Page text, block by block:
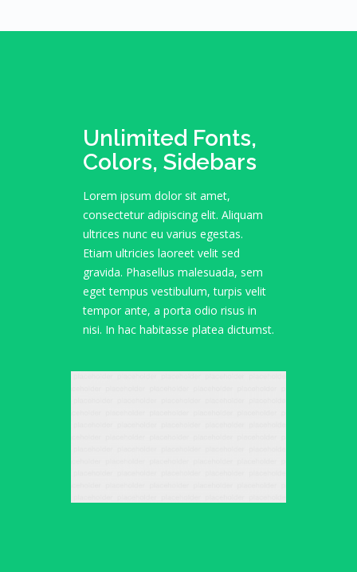
Unlimited Fonts,
Colors, Sidebars
Lorem ipsum dolor sit amet,
consectetur adipiscing elit. Aliquam
ultrices nunc eu varius egestas.
Etiam ultricies laoreet velit sed
gravida. Phasellus malesuada, sem
eget tempus vestibulum, turpis velit
tempor ante, a porta odio risus in
nisi. In hac habitasse platea dictumst.